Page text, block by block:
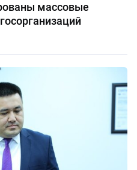
массовые